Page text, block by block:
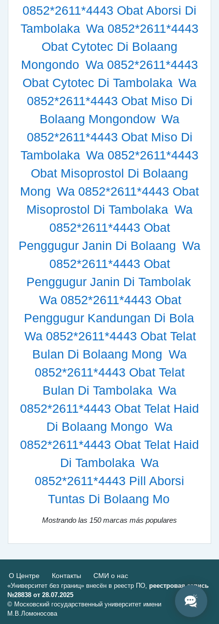
0852*2611*4443 Obat Aborsi Di
Tambolaka Wa 0852*2611*4443
Obat Cytotec Di Bolaang
Mongondo Wa 0852*2611*4443
Obat Cytotec Di Tambolaka Wa
0852*2611*4443 Obat Miso Di
Bolaang Mongondow Wa
0852*2611*4443 Obat Miso Di
Tambolaka Wa 0852*2611*4443
Obat Misoprostol Di Bolaang
Mong Wa 0852*2611*4443 Obat
Misoprostol Di Tambolaka Wa
0852*2611*4443 Obat
Penggugur Janin Di Bolaang Wa
0852*2611*4443 Obat
Penggugur Janin Di Tambolak
Wa 0852*2611*4443 Obat
Penggugur Kandungan Di Bola
Wa 0852*2611*4443 Obat Telat
Bulan Di Bolaang Mong Wa
0852*2611*4443 Obat Telat
Bulan Di Tambolaka Wa
0852*2611*4443 Obat Telat Haid
Di Bolaang Mongo Wa
0852*2611*4443 Obat Telat Haid
Di Tambolaka Wa
0852*2611*4443 Pill Aborsi
Tuntas Di Bolaang Mo
Mostrando las 150 marcas más populares
О Центре Контакты СМИ о нас
«Университет без границ» внесён в реестр ПО, реестровая запись
№28838 от 28.07.2025
© Московский государственный университет имени
М.В.Ломоносова